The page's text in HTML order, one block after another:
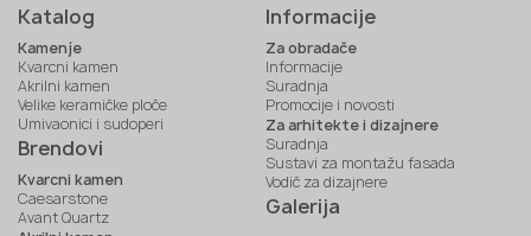
Katalog
Kamenje
Kvarcni kamen
Akrilni kamen
Velike keramičke ploče
Umivaonici i sudoperi
Brendovi
Kvarcni kamen
Caesarstone
Avant Quartz
Informacije
Za obradače
Informacije
Suradnja
Promocije i novosti
Za arhitekte i dizajnere
Suradnja
Sustavi za montažu fasada
Vodič za dizajnere
Galerija